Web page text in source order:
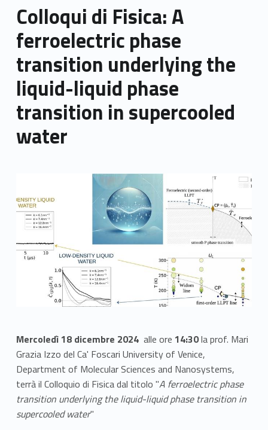
Colloqui di Fisica: A
ferroelectric phase
transition underlying the
liquid-liquid phase
transition in supercooled
water
Mercoledì 18 dicembre 2024 alle ore 14:30la prof. Mari
Grazia Izzo del Ca' Foscari University of Venice,
Department of Molecular Sciences and Nanosystems,
terrà il Colloquio di Fisica dal titolo "A ferroelectric phase
transition underlying the liquid-liquid phase transition in
supercooled water"